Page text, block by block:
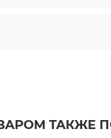
ТАКЖЕ